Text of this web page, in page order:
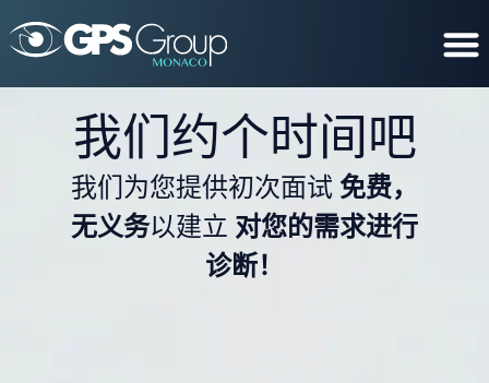
我们约个时间吧
我们为您提供初次面试 免费，
无义务以建立 对您的需求进行
诊断！